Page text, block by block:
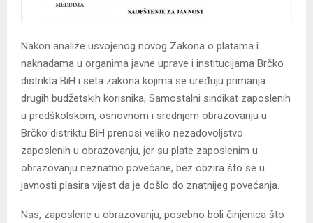
Nakon analize usvojenog novog Zakona o platama i
naknadama u organima javne uprave i institucijama Brčko
distrikta BiH i seta zakona kojima se uređuju primanja
drugih budžetskih korisnika, Samostalni sindikat zaposlenih
u predškolskom, osnovnom i srednjem obrazovanju u
Brčko distriktu BiH prenosi veliko nezadovoljstvo
zaposlenih u obrazovanju, jer su plate zaposlenim u
obrazovanju neznatno povećane, bez obzira što se u
javnosti plasira vijest da je došlo do znatnijeg povećanja.
Nas, zaposlene u obrazovanju, posebno boli činjenica što